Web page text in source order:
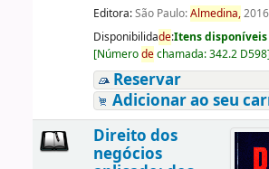
Editora:São Paulo:Almedina,2016
Disponibilidade:Itens
[Númerodechamada:342.2 D598]
Reservar
Adicionar ao seu
Direito dos
negócios